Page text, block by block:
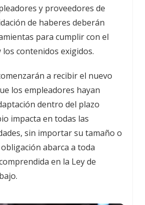
y proveedores de
de haberes deberán
para cumplir con el
contenidos exigidos.
a recibir el nuevo
los empleadores hayan
dentro del plazo
impacta en todas las
sin importar su tamaño o
abarca a toda
en la Ley de